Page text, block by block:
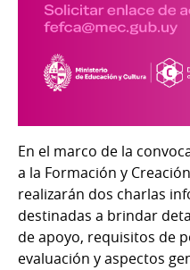
En el marco de la
a la Formación y
realizarán dos charlas
destinadas a brindar
de apoyo, requisitos de
evaluación y aspectos